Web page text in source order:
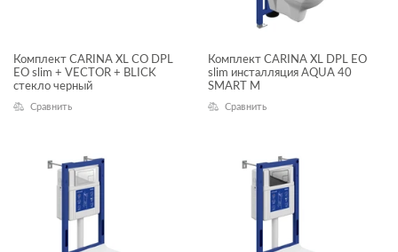
Комплект CARINA XL CO DPL
EO slim + VECTOR + BLICK
стекло черный
Сравнить
Комплект CARINA XL DPL EO
slim инсталляция AQUA 40
SMART M
Сравнить